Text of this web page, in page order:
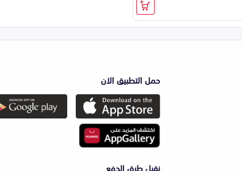
حمل التطبيق الان
نقبل طرق الدفع